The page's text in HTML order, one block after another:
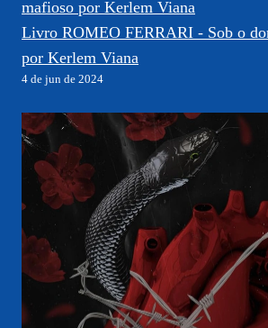
Livro ROMEO FERRARI - Sob o
por Kerlem Viana
4 de jun de 2024